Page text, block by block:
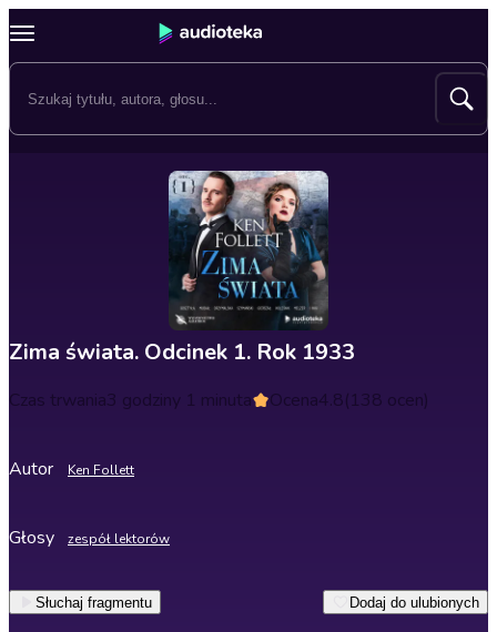
Zima świata. Odcinek 1. Rok 1933
Czas trwania3 godziny 1 minuta Ocena4.8(138 ocen)
Autor Ken Follett
Głosy zespół lektorów
Słuchaj fragmentu Dodaj do ulubionych